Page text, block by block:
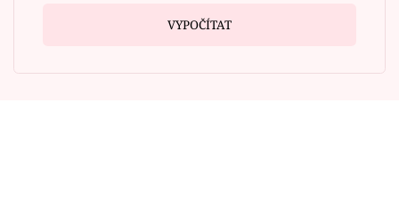
VYPOČÍTAT